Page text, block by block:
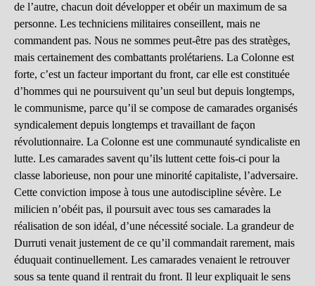
de l’autre, chacun doit développer et obéir un maximum de sa
personne. Les techniciens militaires conseillent, mais ne
commandent pas. Nous ne sommes peut-être pas des stratèges,
mais certainement des combattants prolétariens. La Colonne est
forte, c’est un facteur important du front, car elle est constituée
d’hommes qui ne poursuivent qu’un seul but depuis longtemps,
le communisme, parce qu’il se compose de camarades organisés
syndicalement depuis longtemps et travaillant de façon
révolutionnaire. La Colonne est une communauté syndicaliste en
lutte. Les camarades savent qu’ils luttent cette fois-ci pour la
classe laborieuse, non pour une minorité capitaliste, l’adversaire.
Cette conviction impose à tous une autodiscipline sévère. Le
milicien n’obéit pas, il poursuit avec tous ses camarades la
réalisation de son idéal, d’une nécessité sociale. La grandeur de
Durruti venait justement de ce qu’il commandait rarement, mais
éduquait continuellement. Les camarades venaient le retrouver
sous sa tente quand il rentrait du front. Il leur expliquait le sens